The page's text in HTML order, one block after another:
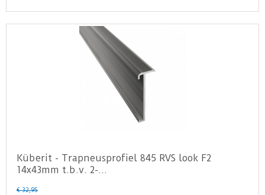
Küberit - Trapneusprofiel 845 RVS look F2
14x43mm t.b.v. 2-…
€ 32,95